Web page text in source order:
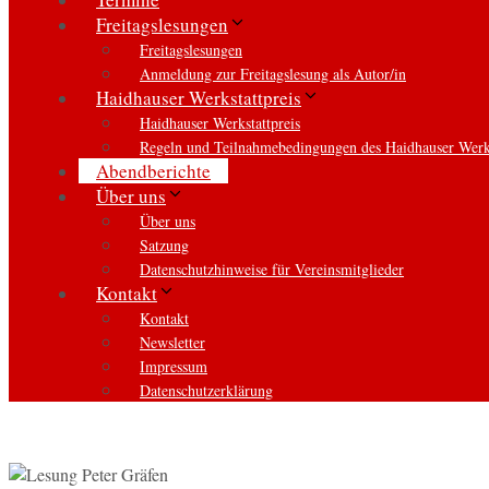
Freitagslesungen
Freitagslesungen
Anmeldung zur Freitagslesung als Autor/in
Haidhauser Werkstattpreis
Haidhauser Werkstattpreis
Regeln und Teilnahmebedingungen des Haidhauser
Abendberichte
Über uns
Über uns
Satzung
Datenschutzhinweise für Vereinsmitglieder
Kontakt
Kontakt
Newsletter
Impressum
Datenschutzerklärung